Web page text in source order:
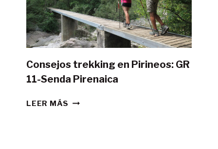
DE
CAMPAÑA?
Consejos trekking en Pirineos: GR
11-Senda Pirenaica
LEER MÁS CONSEJOS